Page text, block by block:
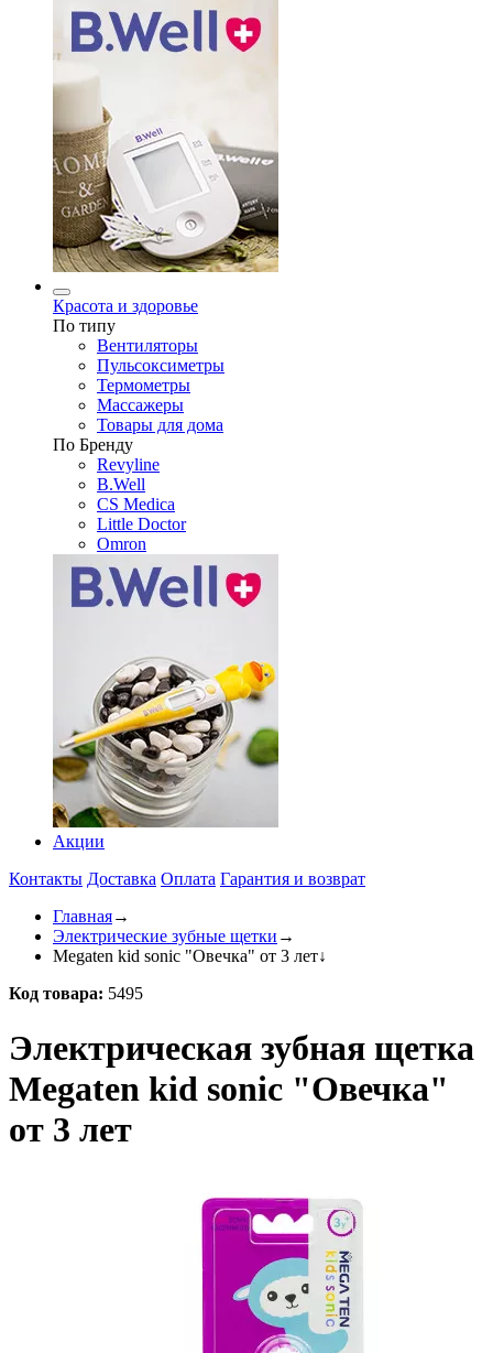
Красота и здоровье
По типу
Вентиляторы
Пульсоксиметры
Термометры
Массажеры
Товары для дома
По Бренду
Revyline
B.Well
CS Medica
Little Doctor
Omron
Акции
Контакты Доставка Оплата Гарантия и возврат
Главная→
Электрические зубные щетки →
Megaten kid sonic "Овечка" от 3 лет↓
Код товара: 5495
Электрическая зубная щетка
Megaten kid sonic "Овечка"
от 3 лет